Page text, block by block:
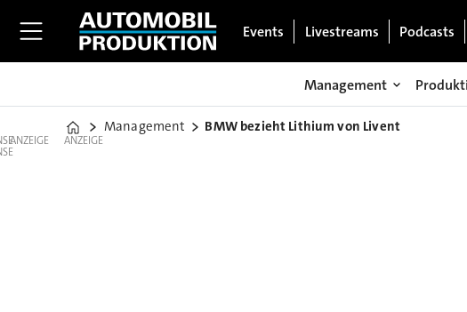
Events Livestreams Podcasts
Management
Home
Management BMW bezieht Lithium von Livent
ANZEIGE ANZEIGE